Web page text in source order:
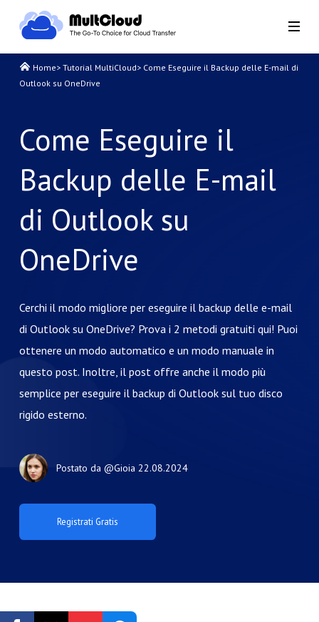
Home> Tutorial MultiCloud> Come Eseguire il Backup delle E-mail di
Outlook su OneDrive
Come Eseguire il
Backup delle E-mail
di Outlook su
OneDrive
Cerchi il modo migliore per eseguire il backup delle e-mail
di Outlook su OneDrive? Prova i 2 metodi gratuiti qui! Puoi
ottenere un modo automatico e un modo manuale in
questo post. Inoltre, il post offre anche il modo più
semplice per eseguire il backup di Outlook sul tuo disco
rigido esterno.
Postato da @Gioia 22.08.2024